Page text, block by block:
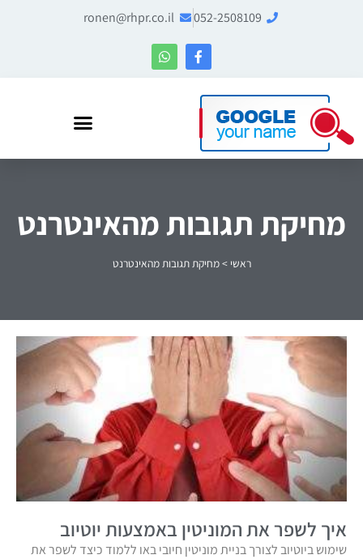
052-2508109
ronen@rhpr.co.il
מחיקת תגובות מהאינטרנט
ראשי >מחיקת תגובות מהאינטרנט
איך לשפר את המוניטין באמצעות יוטיוב
שימוש ביוטיוב לצורך בניית מוניטין חיובי באו ללמוד כיצד לשפר את